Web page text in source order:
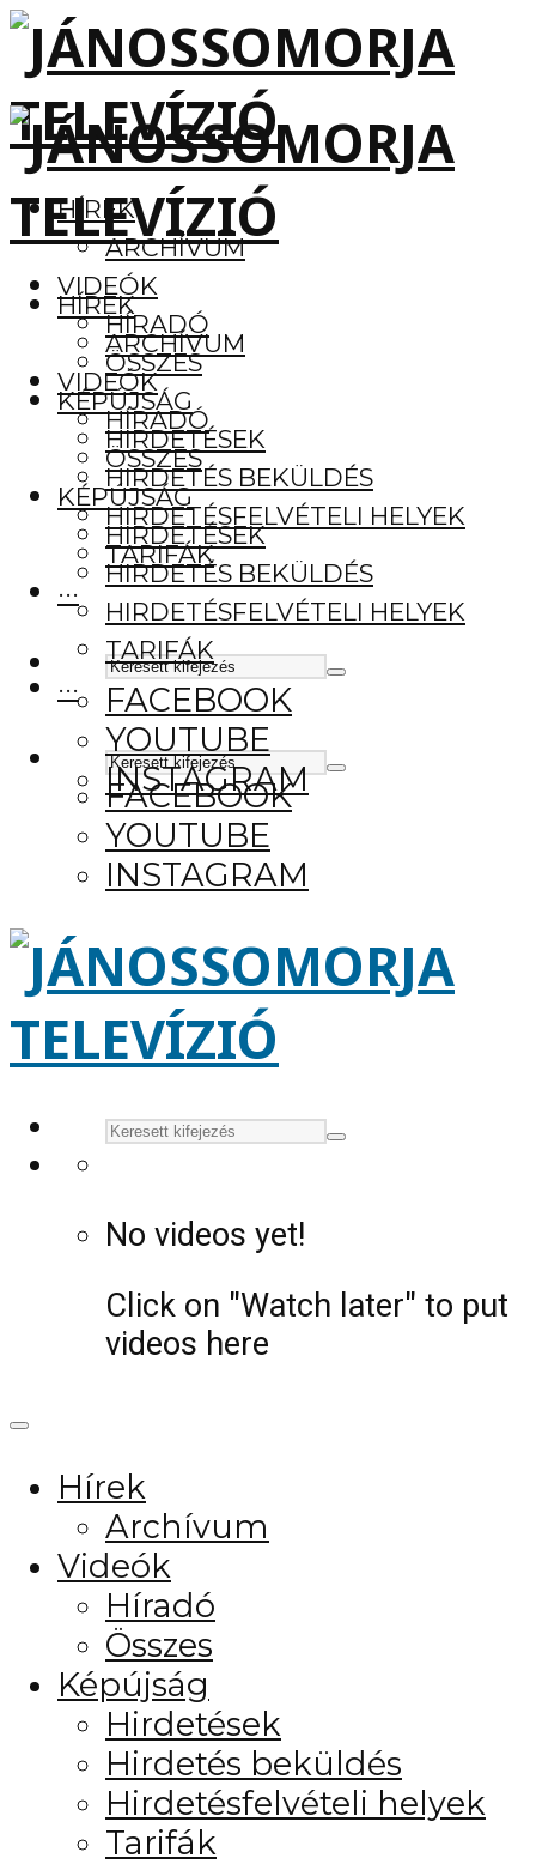
HÍREK
ARCHÍVUM
VIDEÓK
HÍRADÓ
ÖSSZES
KÉPÚJSÁG
HIRDETÉSEK
HIRDETÉS BEKÜLDÉS
HIRDETÉSFELVÉTELI HELYEK
TARIFÁK
···
FACEBOOK
YOUTUBE
INSTAGRAM
HÍREK
ARCHÍVUM
VIDEÓK
HÍRADÓ
ÖSSZES
KÉPÚJSÁG
HIRDETÉSEK
HIRDETÉS BEKÜLDÉS
HIRDETÉSFELVÉTELI HELYEK
TARIFÁK
···
FACEBOOK
YOUTUBE
INSTAGRAM
No videos yet!
Click on "Watch later" to put
videos here
Hírek
Archívum
Videók
Híradó
Összes
Képújság
Hirdetések
Hirdetés beküldés
Hirdetésfelvételi helyek
Tarifák